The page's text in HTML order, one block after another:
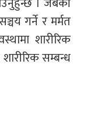
गर्ने र मर्मत
शारीरिक
सम्बन्ध